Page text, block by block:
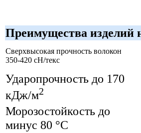
Преимущества
Сверхвысокая прочность волокон
350-420 cН/текс
Ударопрочность до 170
кДж/м2
Морозостойкость до
минус 80 °С